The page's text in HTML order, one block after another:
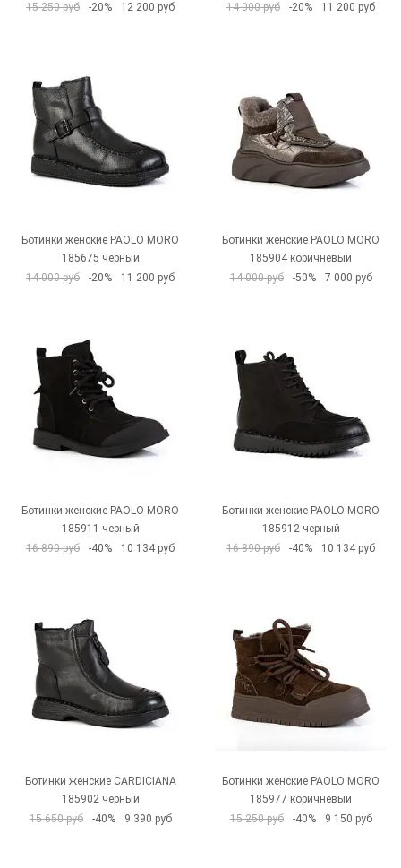
15 250 руб
-20% 12 200 руб
14 000 руб
-20% 11 200 руб
Ботинки женские PAOLO MORO
185675 черный
14 000 руб
-20% 11 200 руб
Ботинки женские PAOLO MORO
185904 коричневый
14 000 руб
-50% 7 000 руб
Ботинки женские PAOLO MORO
185911 черный
16 890 руб
-40% 10 134 руб
Ботинки женские PAOLO MORO
185912 черный
16 890 руб
-40% 10 134 руб
Ботинки женские CARDICIANA
185902 черный
15 650 руб
-40% 9 390 руб
Ботинки женские PAOLO MORO
185977 коричневый
15 250 руб
-40% 9 150 руб